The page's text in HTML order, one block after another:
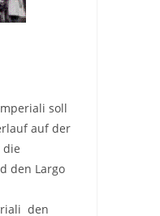
soll
auf der
die
den Largo
den